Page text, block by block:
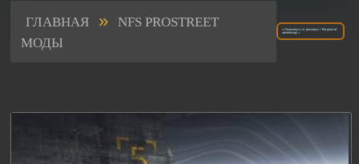
ГЛАВНАЯ »
NFS PROSTREET
МОДЫ
« Полезность от рекламы / The point of
advertising! »